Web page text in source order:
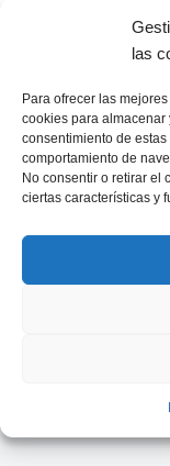
las
Para ofrecer las
cookies para almacenar
consentimiento de
comportamiento de
No consentir o retirar el
ciertas características y